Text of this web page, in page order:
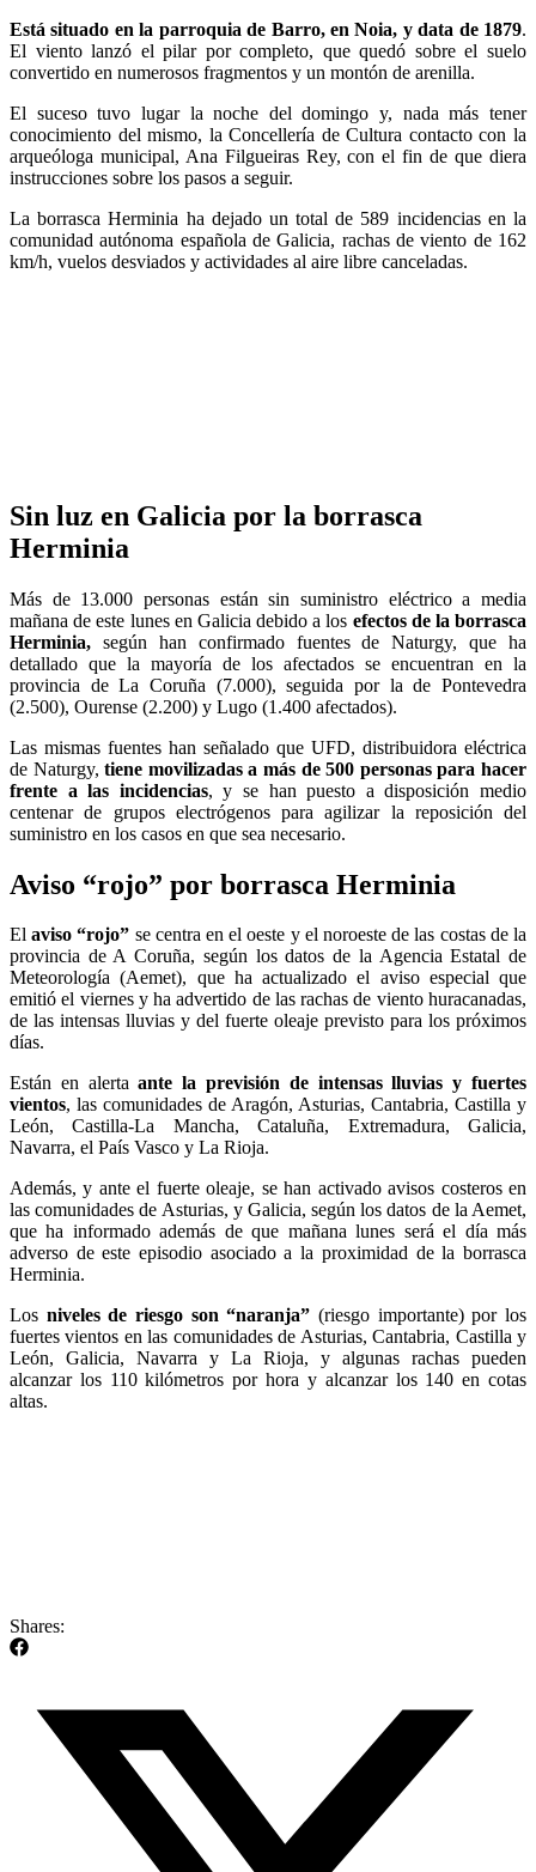
Está situado en la parroquia de Barro, en Noia, y data de 1879.
El viento lanzó el pilar por completo, que quedó sobre el suelo
convertido en numerosos fragmentos y un montón de arenilla.
El suceso tuvo lugar la noche del domingo y, nada más tener
conocimiento del mismo, la Concellería de Cultura contacto con la
arqueóloga municipal, Ana Filgueiras Rey, con el fin de que diera
instrucciones sobre los pasos a seguir.
La borrasca Herminia ha dejado un total de 589 incidencias en la
comunidad autónoma española de Galicia, rachas de viento de 162
km/h, vuelos desviados y actividades al aire libre canceladas.
Sin luz en Galicia por la borrasca
Herminia
Más de 13.000 personas están sin suministro eléctrico a media
mañana de este lunes en Galicia debido a los efectos de la borrasca
Herminia, según han confirmado fuentes de Naturgy, que ha
detallado que la mayoría de los afectados se encuentran en la
provincia de La Coruña (7.000), seguida por la de Pontevedra
(2.500), Ourense (2.200) y Lugo (1.400 afectados).
Las mismas fuentes han señalado que UFD, distribuidora eléctrica
de Naturgy, tiene movilizadas a más de 500 personas para hacer
frente a las incidencias, y se han puesto a disposición medio
centenar de grupos electrógenos para agilizar la reposición del
suministro en los casos en que sea necesario.
Aviso “rojo” por borrasca Herminia
Elaviso “rojo” se centra en el oeste y el noroeste de las costas de la
provincia de A Coruña, según los datos de la Agencia Estatal de
Meteorología (Aemet), que ha actualizado el aviso especial que
emitió el viernes y ha advertido de las rachas de viento huracanadas,
de las intensas lluvias y del fuerte oleaje previsto para los próximos
días.
Están en alertaante la previsión de intensas lluvias y fuertes
vientos, las comunidades de Aragón, Asturias, Cantabria, Castilla y
León, Castilla-La Mancha, Cataluña, Extremadura, Galicia,
Navarra, el País Vasco y La Rioja.
Además, y ante el fuerte oleaje, se han activado avisos costeros en
las comunidades de Asturias, y Galicia, según los datos de la Aemet,
que ha informado además de que mañana lunes será el día más
adverso de este episodio asociado a la proximidad de la borrasca
Herminia.
Los niveles de riesgo son “naranja” (riesgo importante) por los
fuertes vientos en las comunidades de Asturias, Cantabria, Castilla y
León, Galicia, Navarra y La Rioja, y algunas rachas pueden
alcanzar los 110 kilómetros por hora y alcanzar los 140 en cotas
altas.
Shares: